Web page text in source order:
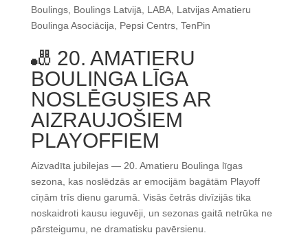
Boulings, Boulings Latvijā LABA, Latvijas Amatieru
Boulinga Asociācija
Pepsi Centrs, TenPin
🎳 20. AMATIERU
BOULINGA LĪGA
NOSLĒGUSIES AR
AIZRAUJOŠIEM
PLAYOFFIEM
Aizvadīta jubilejas — 20. Amatieru Boulinga līgas
sezona, kas noslēdzās ar emocijām bagātām Playoff
cīņām trīs dienu garumā. Visās četrās divīzijās tika
noskaidroti kausu ieguvēji, un sezonas gaitā netrūka ne
pārsteigumu, ne dramatisku pavērsienu.